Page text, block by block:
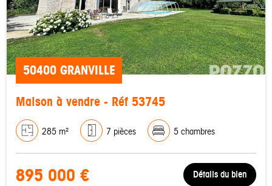
50400 GRANVILLE
Maison à vendre - Réf 53745
285 m² 7 pièces 5 chambres
895 000 € Détails du bien